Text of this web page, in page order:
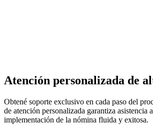
Atención personalizada de
Obtené soporte exclusivo en cada paso del
de atención personalizada garantiza asistencia
implementación de la nómina fluida y exitosa.